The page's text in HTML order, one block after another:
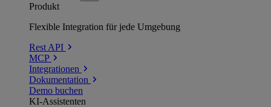
Produkt
Flexible Integration für jede Umgebung
Rest API
MCP
Integrationen
Dokumentation
Demo buchen
KI-Assistenten